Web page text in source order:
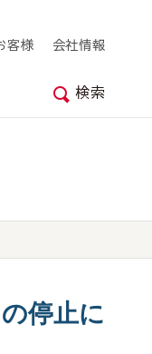
客様 会社情報
検索
停止に